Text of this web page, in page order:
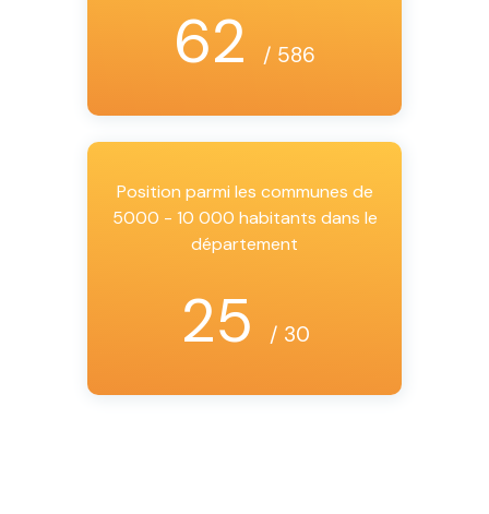
62 / 586
Position parmi les communes de
5000 - 10 000 habitants dans le
département
25 / 30